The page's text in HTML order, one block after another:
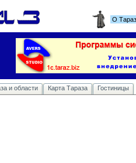
О
и области Карта Тараза Гостиницы